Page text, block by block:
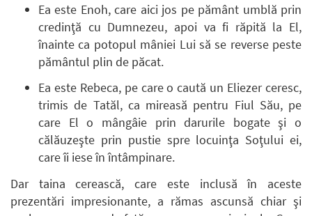
Ea este Enoh, care aici jos pe pământ umblă prin
credinţă cu Dumnezeu, apoi va fi răpită la El,
înainte ca potopul mâniei Lui să se reverse peste
pământul plin de păcat.
Ea este Rebeca, pe care o caută un Eliezer ceresc,
trimis de Tatăl, ca mireasă pentru Fiul Său, pe
care El o mângâie prin darurile bogate şi o
călăuzeşte prin pustie spre locuinţa Soţului ei,
care îi iese în întâmpinare.
Dar taina cerească, care este inclusă în aceste
prezentări impresionante, a rămas ascunsă chiar şi